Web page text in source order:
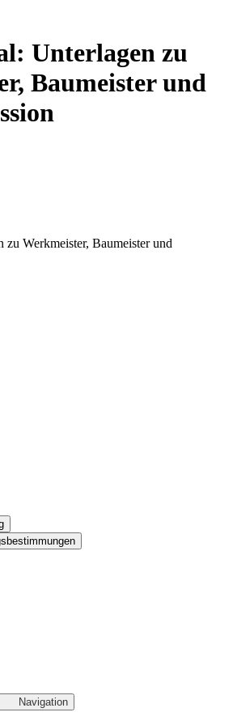
Unterlagen zu
Baumeister und
zu Werkmeister, Baumeister und
Navigation